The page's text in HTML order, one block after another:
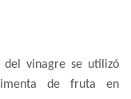
vinagre se utilizó
de fruta en